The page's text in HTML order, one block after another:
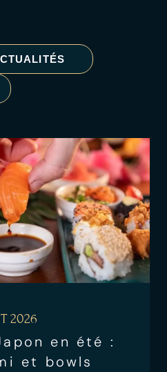
2026
en été :
et bowls